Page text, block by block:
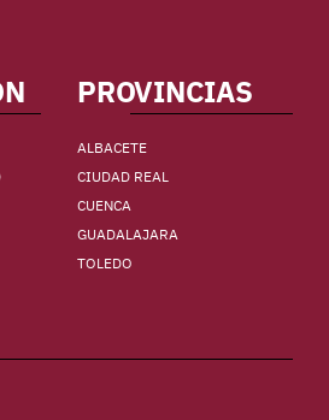
PROVINCIAS
ALBACETE
CIUDAD REAL
CUENCA
GUADALAJARA
TOLEDO